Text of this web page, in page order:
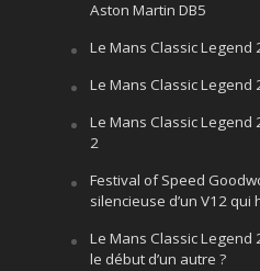
Aston Martin DB5
Le Mans Classic Legend
Le Mans Classic Legend
Le Mans Classic Legend
2
Festival of Speed
silencieuse d’un V12 qui
Le Mans Classic Legend
le début d’un autre ?